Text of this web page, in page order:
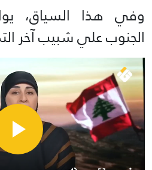
وفي هذا السياق،
الجنوب علي شبيب آخر